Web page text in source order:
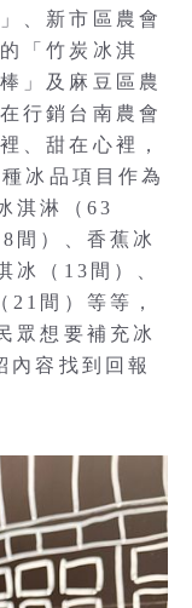
、新市區農會
「竹炭冰淇
」及麻豆區農
行銷台南農會
、甜在心裡，
冰品項目作為
淇淋（63
間）、香蕉冰
冰（13間）、
21間）等等，
眾想要補充冰
內容找到回報